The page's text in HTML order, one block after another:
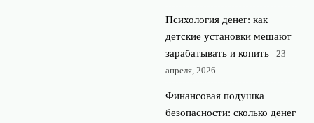
Психология денег: как
детские установки мешают
зарабатывать и копить
23
апреля, 2026
Финансовая подушка
безопасности: сколько денег